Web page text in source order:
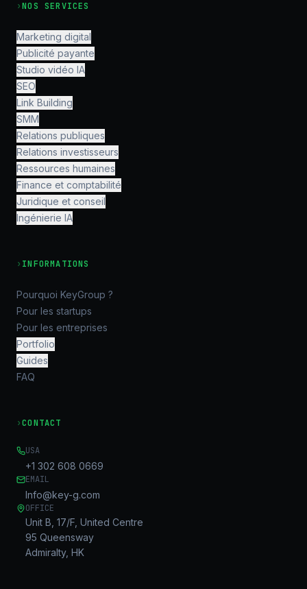
›NOS SERVICES
Marketing digital
Publicité payante
Studio vidéo IA
SEO
Link Building
SMM
Relations publiques
Relations investisseurs
Ressources humaines
Finance et comptabilité
Juridique et conseil
Ingénierie IA
› INFORMATIONS
Pourquoi KeyGroup ?
Pour les startups
Pour les entreprises
Portfolio
Guides
FAQ
›CONTACT
USA
+1 302 608 0669
EMAIL
Info@key-g.com
OFFICE
Unit B, 17/F, United Centre
95 Queensway
Admiralty, HK